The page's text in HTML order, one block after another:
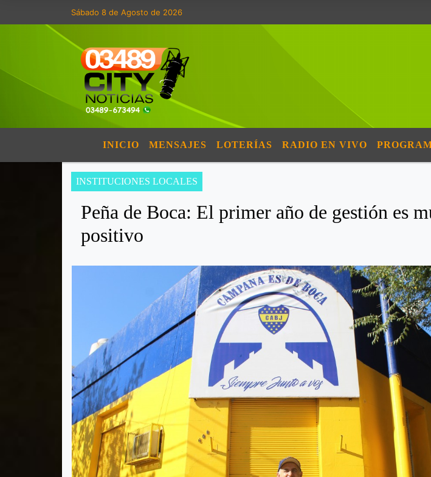
Sábado 8 de Agosto de 2026
INICIO MENSAJES LOTERÍAS RADIO EN VIVO
INSTITUCIONES LOCALES
Peña de Boca: El primer año de gestión es
positivo